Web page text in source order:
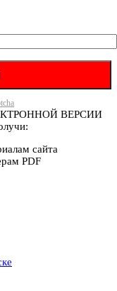
ВЕРСИИ
сайта
PDF